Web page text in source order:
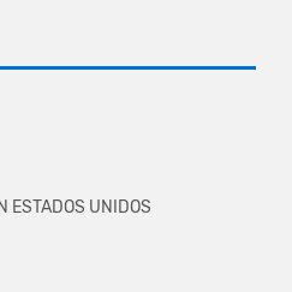
ESTADOS UNIDOS